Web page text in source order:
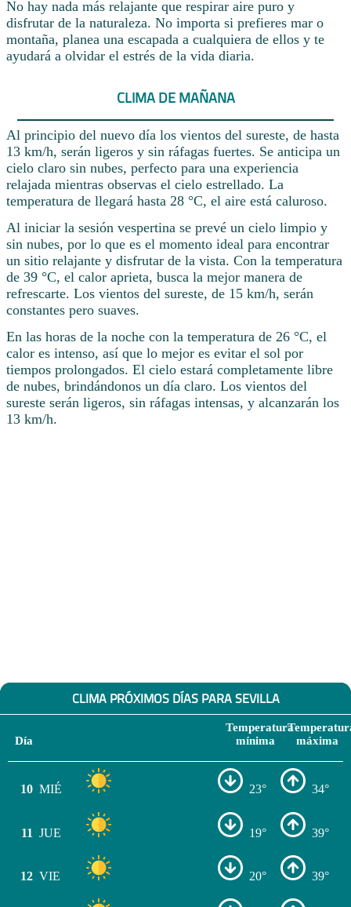
No hay nada más relajante que respirar aire puro y
disfrutar de la naturaleza. No importa si prefieres mar o
montaña, planea una escapada a cualquiera de ellos y te
ayudará a olvidar el estrés de la vida diaria.
CLIMA DE MAÑANA
Al principio del nuevo día los vientos del sureste, de hasta
13 km/h, serán ligeros y sin ráfagas fuertes. Se anticipa un
cielo claro sin nubes, perfecto para una experiencia
relajada mientras observas el cielo estrellado. La
temperatura de llegará hasta 28 °C, el aire está caluroso.
Al iniciar la sesión vespertina se prevé un cielo limpio y
sin nubes, por lo que es el momento ideal para encontrar
un sitio relajante y disfrutar de la vista. Con la temperatura
de 39 °C, el calor aprieta, busca la mejor manera de
refrescarte. Los vientos del sureste, de 15 km/h, serán
constantes pero suaves.
En las horas de la noche con la temperatura de 26 °C, el
calor es intenso, así que lo mejor es evitar el sol por
tiempos prolongados. El cielo estará completamente libre
de nubes, brindándonos un día claro. Los vientos del
sureste serán ligeros, sin ráfagas intensas, y alcanzarán los
13 km/h.
CLIMA PRÓXIMOS DÍAS PARA SEVILLA
Día
Temperatura
mínima
máxima
10 MIÉ 23° 34°
11 JUE 19° 39°
12 VIE 20° 39°